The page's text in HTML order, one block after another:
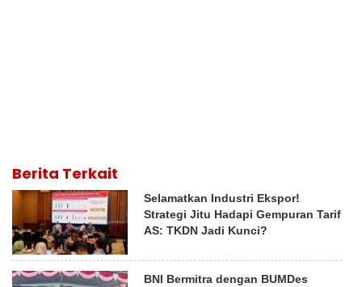
Berita Terkait
Selamatkan Industri Ekspor!
Strategi Jitu Hadapi Gempuran Tarif
AS: TKDN Jadi Kunci?
BNI Bermitra dengan BUMDes